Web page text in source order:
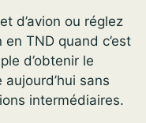
d’avion ou réglez
TND quand c’est
d’obtenir le
sans
intermédiaires.